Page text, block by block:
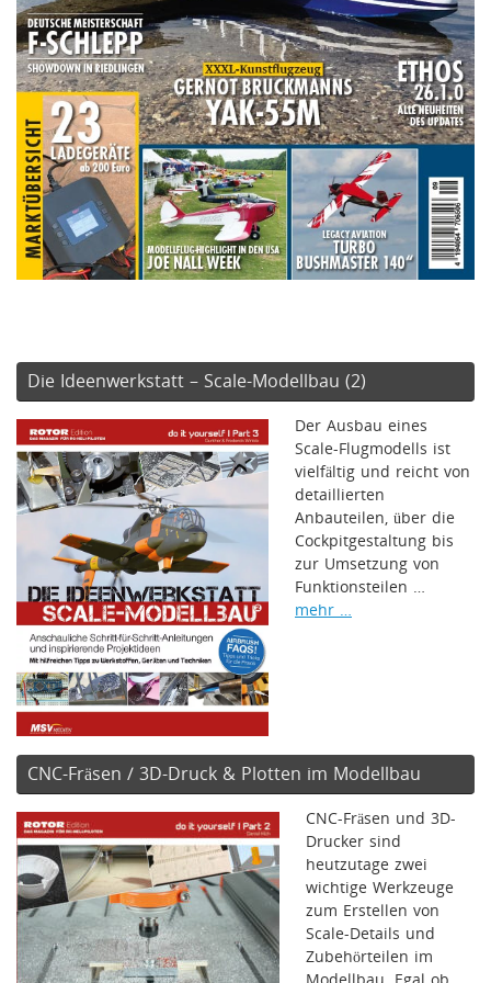
Die Ideenwerkstatt – Scale-Modellbau (2)
Der Ausbau eines
Scale-Flugmodells ist
vielfältig und reicht von
detaillierten
Anbauteilen, über die
Cockpitgestaltung bis
zur Umsetzung von
Funktionsteilen …
mehr …
CNC-Fräsen / 3D-Druck & Plotten im Modellbau
CNC-Fräsen und 3D-
Drucker sind
heutzutage zwei
wichtige Werkzeuge
zum Erstellen von
Scale-Details und
Zubehörteilen im